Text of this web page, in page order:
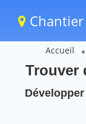
Accueil
Trouver